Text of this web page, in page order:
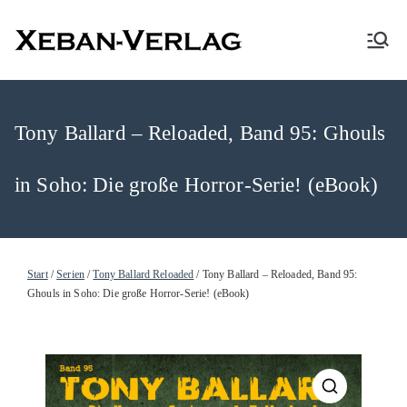
XEBAN-Verlag
Tony Ballard – Reloaded, Band 95: Ghouls
in Soho: Die große Horror-Serie! (eBook)
Start/Serien/Tony Ballard Reloaded / Tony Ballard – Reloaded, Band 95:
Ghouls in Soho: Die große Horror-Serie! (eBook)